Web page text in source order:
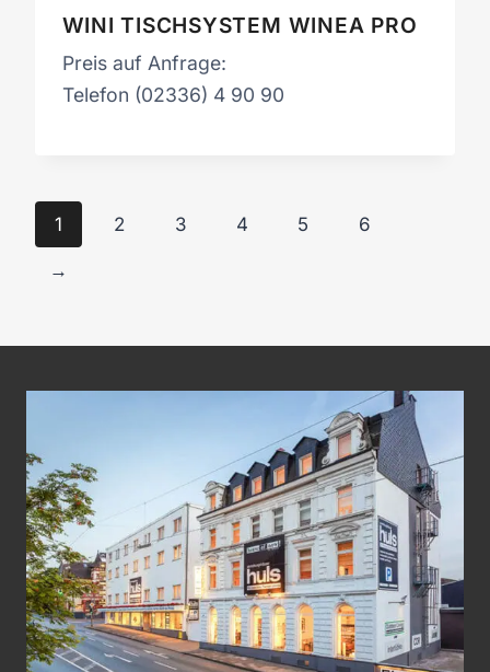
WINI TISCHSYSTEM WINEA PRO
Preis auf Anfrage:
Telefon (02336) 4 90 90
1 2 3 4 5 6
→